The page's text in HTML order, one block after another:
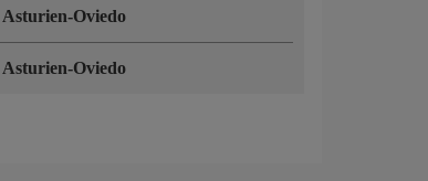
Asturien-Oviedo
Asturien-Oviedo